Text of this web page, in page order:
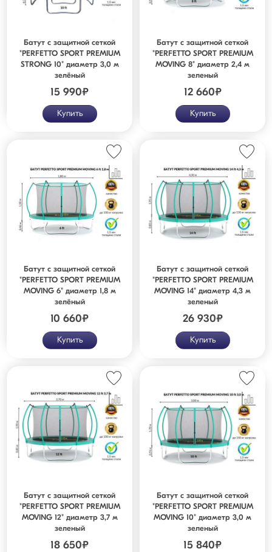
Батут с защитной сеткой
"PERFETTO SPORT PREMIUM
STRONG 10" диаметр 3,0 м
зелёный
15 990₽
Купить
Батут с защитной сеткой
"PERFETTO SPORT PREMIUM
MOVING 8" диаметр 2,4 м
зеленый
12 660₽
Купить
Батут с защитной сеткой
"PERFETTO SPORT PREMIUM
MOVING 6" диаметр 1,8 м
зелёный
10 660₽
Купить
Батут с защитной сеткой
"PERFETTO SPORT PREMIUM
MOVING 14" диаметр 4,3 м
зеленый
26 930₽
Купить
Батут с защитной сеткой
"PERFETTO SPORT PREMIUM
MOVING 12" диаметр 3,7 м
зеленый
18 650₽
Батут с защитной сеткой
"PERFETTO SPORT PREMIUM
MOVING 10" диаметр 3,0 м
зеленый
15 840₽